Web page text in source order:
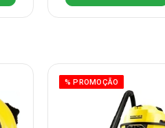
% PROMOÇÃO